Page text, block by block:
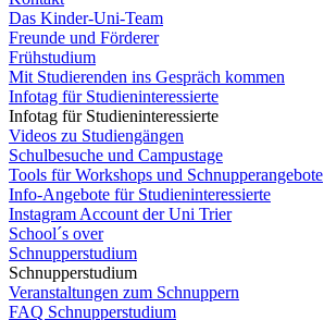
Das Kinder-Uni-Team
Freunde und Förderer
Frühstudium
Mit Studierenden ins Gespräch kommen
Infotag für Studieninteressierte
Infotag für Studieninteressierte
Videos zu Studiengängen
Schulbesuche und Campustage
Tools für Workshops und Schnupperangebote
Info-Angebote für Studieninteressierte
Instagram Account der Uni Trier
School´s over
Schnupperstudium
Schnupperstudium
Veranstaltungen zum Schnuppern
FAQ Schnupperstudium